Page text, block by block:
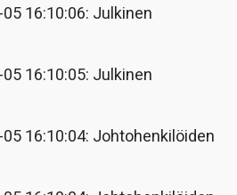
16:10:06: Julkinen
16:10:05: Julkinen
16:10:04: Johtohenkilöiden